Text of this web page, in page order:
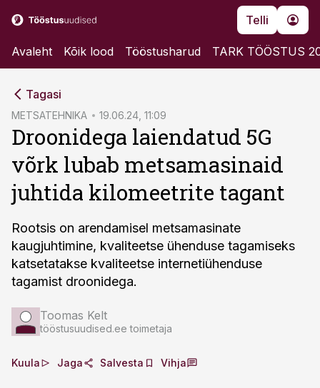
Telli
Avaleht Kõik lood Tööstusharud TARK TÖÖSTUS
Tagasi
METSATEHNIKA 19.06.24, 11:09
Droonidega laiendatud 5G
võrk lubab metsamasinaid
juhtida kilomeetrite tagant
Rootsis on arendamisel metsamasinate
kaugjuhtimine, kvaliteetse ühenduse tagamiseks
katsetatakse kvaliteetse internetiühenduse
tagamist droonidega.
Toomas Kelt
tööstusuudised.ee toimetaja
Kuula Jaga Salvesta Vihja